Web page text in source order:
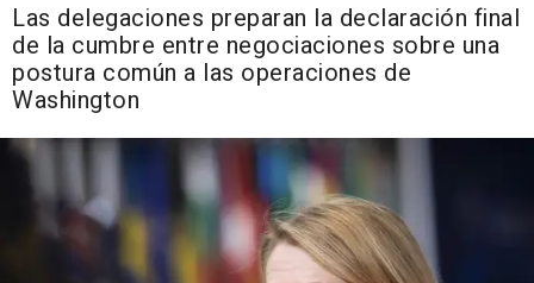
Las delegaciones preparan la declaración final
de la cumbre entre negociaciones sobre una
postura común a las operaciones de
Washington